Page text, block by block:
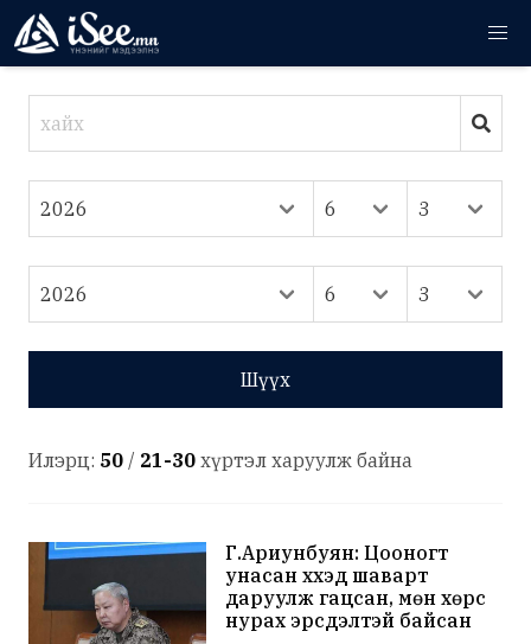
Шүүх
Илэрц: 50 / 21-30 хүртэл харуулж байна
Г.Ариунбуян: Цооногт
унасан хүүхэд шаварт
даруулж гацсан, мөн хөрс
нурах эрсдэлтэй байсан